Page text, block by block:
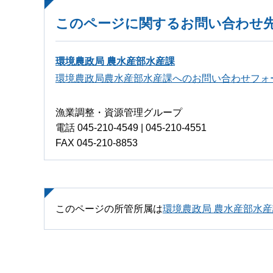
このページに関するお問い合わせ
環境農政局 農水産部水産課
環境農政局農水産部水産課へのお問い合わせフォ
漁業調整・資源管理グループ
電話 045-210-4549 | 045-210-4551
FAX 045-210-8853
このページの所管所属は環境農政局 農水産部水